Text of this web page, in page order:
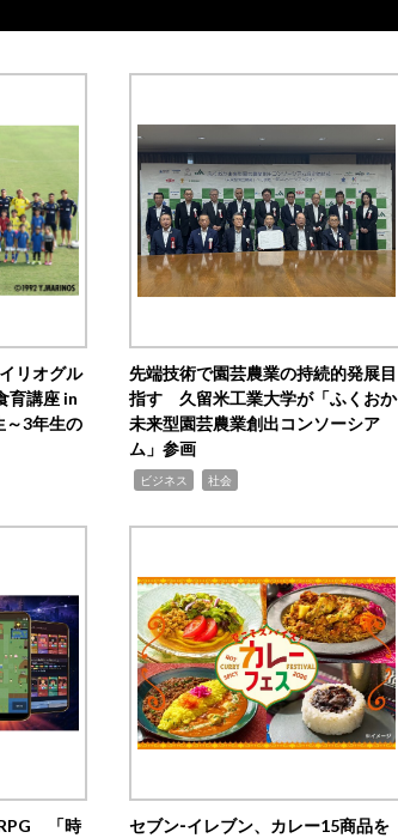
リオグル
育講座 in
3年生の
先端技術で園芸農業の持続的発展目
指す 久留米工業大学が「ふくおか
未来型園芸農業創出コンソーシア
ム」参画
ビジネス 社会
「時
セブン‐イレブン、カレー15商品を